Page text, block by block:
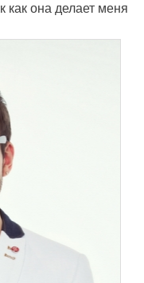
как она делает меня